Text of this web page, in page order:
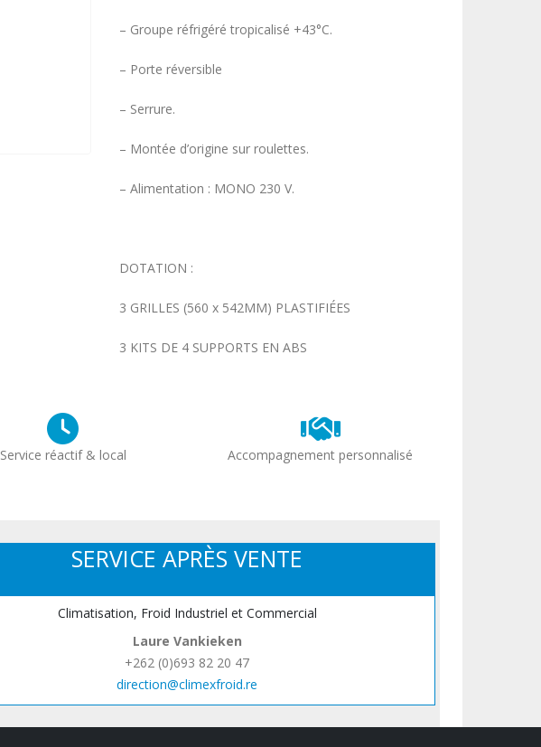
– Groupe réfrigéré tropicalisé +43°C.
– Porte réversible
– Serrure.
– Montée d’origine sur roulettes.
– Alimentation : MONO 230 V.
DOTATION :
3 GRILLES (560 x 542MM) PLASTIFIÉES
3 KITS DE 4 SUPPORTS EN ABS
Service réactif & local Accompagnement personnalisé
SERVICE APRÈS VENTE
Climatisation, Froid Industriel et Commercial
Laure Vankieken
+262 (0)693 82 20 47
direction@climexfroid.re